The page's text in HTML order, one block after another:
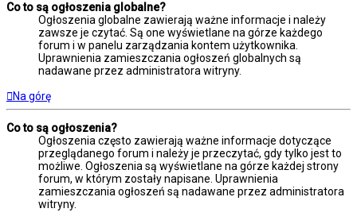
Co to są ogłoszenia globalne?
Ogłoszenia globalne zawierają ważne informacje i należy
zawsze je czytać. Są one wyświetlane na górze każdego
forum i w panelu zarządzania kontem użytkownika.
Uprawnienia zamieszczania ogłoszeń globalnych są
nadawane przez administratora witryny.
Na górę
Co to są ogłoszenia?
Ogłoszenia często zawierają ważne informacje dotyczące
przeglądanego forum i należy je przeczytać, gdy tylko jest to
możliwe. Ogłoszenia są wyświetlane na górze każdej strony
forum, w którym zostały napisane. Uprawnienia
zamieszczania ogłoszeń są nadawane przez administratora
witryny.